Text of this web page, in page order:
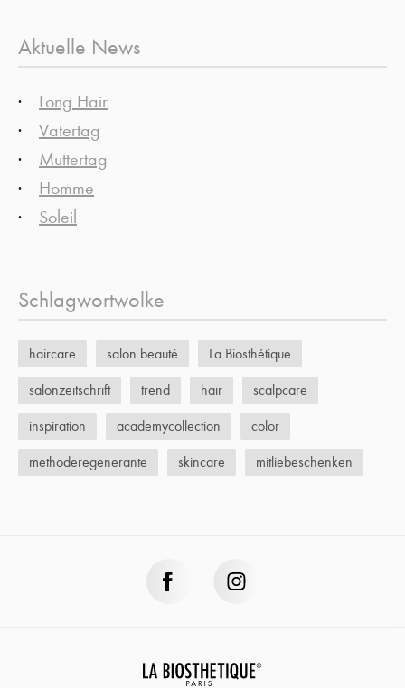
Aktuelle News
Long Hair
Vatertag
Muttertag
Homme
Soleil
Schlagwortwolke
haircare salon beauté La Biosthétique
salonzeitschrift trend hair scalpcare
inspiration academycollection color
methoderegenerante skincare mitliebeschenken